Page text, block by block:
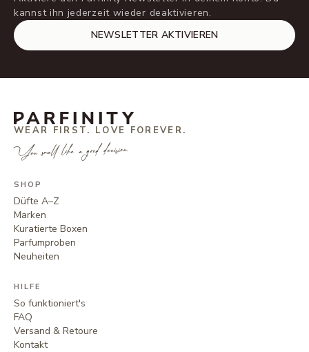
kannst ihn jederzeit wieder deaktivieren.
NEWSLETTER AKTIVIEREN
WEAR FIRST. LOVE FOREVER.
You smell like a good decision.
SHOP
Düfte A–Z
Marken
Kuratierte Boxen
Parfumproben
Neuheiten
HILFE
So funktioniert's
FAQ
Versand & Retoure
Kontakt